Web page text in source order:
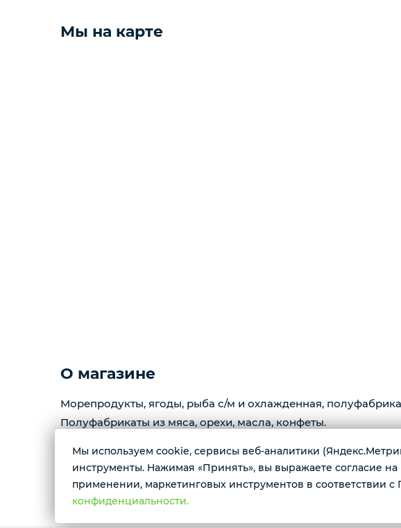
Фарш
Мы на карте
О магазине
Морепродукты, ягоды, рыба с/м и охлажденная,
Полуфабрикаты из мяса, орехи, масла, конфеты.
Контактные номера тел.:
+79088676676 Мария
Мы используем cookie, сервисы веб-аналитики
инструменты. Нажимая «Принять», вы выражаете согласие
применении, маркетинговых инструментов в соответствии
конфиденциальности.